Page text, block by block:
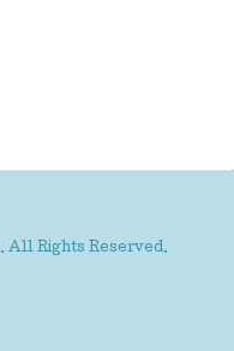
. All Rights Reserved.